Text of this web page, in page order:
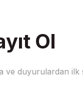
Ol
ve duyurulardan ilk